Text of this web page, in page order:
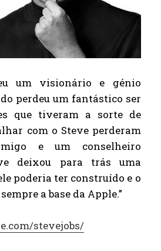
um visionário e génio
perdeu um fantástico ser
que tiveram a sorte de
com o Steve perderam
e um conselheiro
deixou para trás uma
poderia ter construído e o
a base da Apple.”
stevejobs/